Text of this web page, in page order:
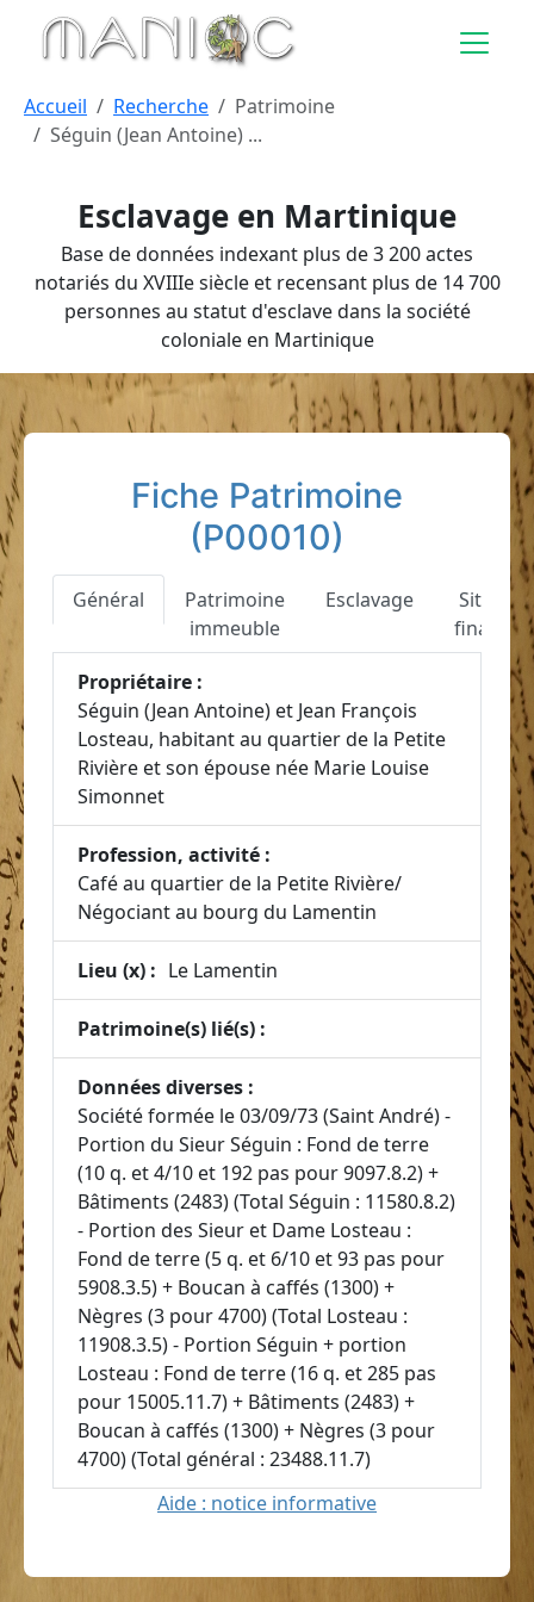
Aller au contenu principal
Esclavage en Martinique
Base de données indexant plus de 3 200 actes
notariés du XVIIIe siècle et recensant plus de 14 700
personnes au statut d'esclave dans la société
coloniale en Martinique
Accueil Recherche
Patrimoine
Séguin (Jean Antoine) ...
Fiche Patrimoine
(P00010)
Général
Patrimoine
immeuble
Esclavage
Propriétaire :
Séguin (Jean Antoine) et Jean François
Losteau, habitant au quartier de la Petite
Rivière et son épouse née Marie Louise
Simonnet
Profession, activité :
Café au quartier de la Petite Rivière/
Négociant au bourg du Lamentin
Lieu (x) : Le Lamentin
Patrimoine(s) lié(s) :
Données diverses :
Société formée le 03/09/73 (Saint André) -
Portion du Sieur Séguin : Fond de terre
(10 q. et 4/10 et 192 pas pour 9097.8.2) +
Bâtiments (2483) (Total Séguin : 11580.8.2)
- Portion des Sieur et Dame Losteau :
Fond de terre (5 q. et 6/10 et 93 pas pour
5908.3.5) + Boucan à caffés (1300) +
Nègres (3 pour 4700) (Total Losteau :
11908.3.5) - Portion Séguin + portion
Losteau : Fond de terre (16 q. et 285 pas
pour 15005.11.7) + Bâtiments (2483) +
Boucan à caffés (1300) + Nègres (3 pour
4700) (Total général : 23488.11.7)
Aide : notice informative